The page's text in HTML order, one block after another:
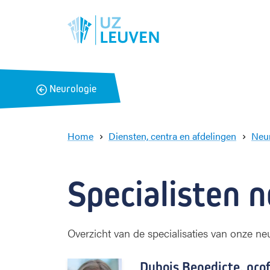
B
a
Neurologie
Home Diensten, centra en afdelingen
Specialisten
Overzicht van de specialisaties van onze